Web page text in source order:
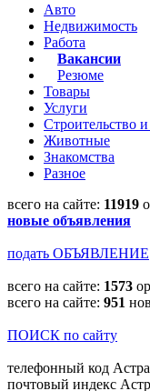
Авто
Недвижимость
Работа
Вакансии
Резюме
Товары
Услуги
Строительство
Животные
Знакомства
Разное
всего на сайте: 11919
новые объявления
подать ОБЪЯВЛЕНИЕ
всего на сайте: 1573
всего на сайте: 951
ПОИСК по сайту
телефонный код
почтовый индекс